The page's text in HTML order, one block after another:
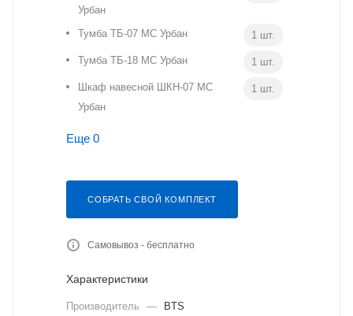
Урбан
Тумба ТБ-07 МС Урбан 1 шт.
Тумба ТБ-18 МС Урбан 1 шт.
Шкаф навесной ШКН-07 МС
Урбан
1 шт.
Еще 0
СОБРАТЬ СВОЙ КОМПЛЕКТ
Самовывоз - бесплатно
Характеристики
Производитель —
BTS